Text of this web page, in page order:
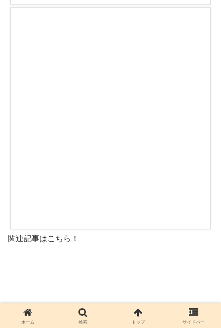
関連記事はこちら！
ホーム 検索 トップ サイドバー